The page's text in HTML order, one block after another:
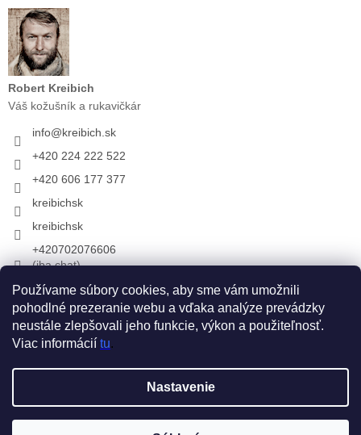
Používame súbory cookies, aby sme vám umožnili
pohodlné prezeranie webu a vďaka analýze prevádzky
neustále zlepšovali jeho funkcie, výkon a použiteľnosť.
Viac informácií tu.
Nastavenie
Robert Kreibich
Váš kožušník a rukavičkár
info@kreibich.sk
+420 224 222 522
+420 606 177 377
kreibichsk
kreibichsk
+420702076606
(iba chat)
Prijímame online platby